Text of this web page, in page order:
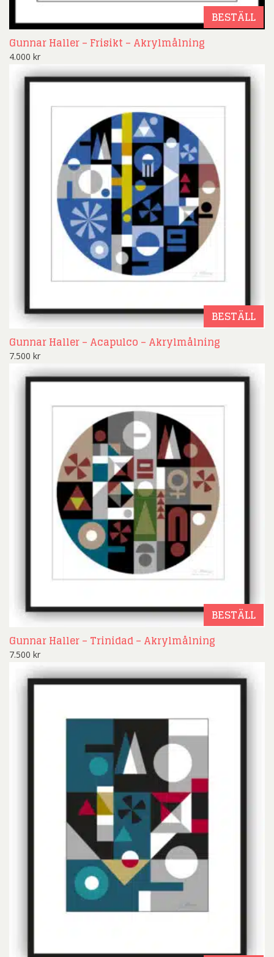
BESTÄLL
Gunnar Haller – Frisikt – Akrylmålning
4.000 kr
BESTÄLL
Gunnar Haller – Acapulco – Akrylmålning
7.500 kr
BESTÄLL
Gunnar Haller – Trinidad – Akrylmålning
7.500 kr